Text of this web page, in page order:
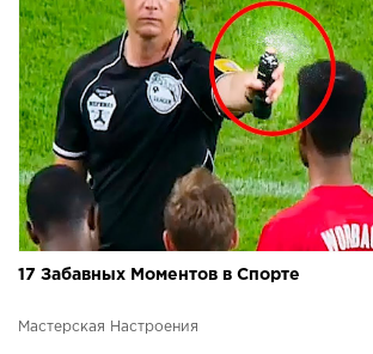
17 Забавных Моментов в Спорте
Мастерская Настроения